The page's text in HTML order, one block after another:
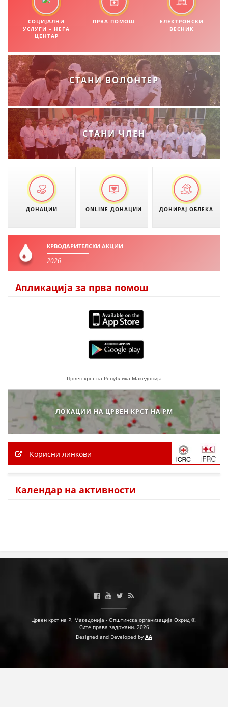
ПРИРАЧНИЦИ
СТРАТЕГИИ
ЕДУКАТИВНО ИНФОРМАТИВНИ МАТЕРИЈАЛИ
БРОШУРИ
ПОСТЕРИ
ПРЕЗЕНТАЦИИ
СОЦИЈАЛНИ
УСЛУГИ – НЕГА
ЦЕНТАР
ПРВА ПОМОШ
ЕЛЕКТРОНСКИ
ВЕСНИК
СТАНИ ВОЛОНТЕР
СТАНИ ЧЛЕН
ДОНАЦИИ ONLINE ДОНАЦИИ ДОНИРАЈ ОБЛЕКА
КРВОДАРИТЕЛСКИ АКЦИИ
2026
Апликација за прва помош
Црвен крст на Република Македонија
ЛОКАЦИИ НА ЦРВЕН КРСТ НА РМ
Корисни линкови
Календар на активности
Црвен крст на Р. Македонија - Општинска организација Охрид ©.
Сите права задржани. 2026
Designed and Developed by AA